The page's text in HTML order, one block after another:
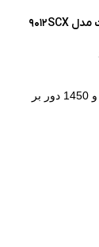
سرعت در حالت بی‌باری: 400 و 1450 دور بر